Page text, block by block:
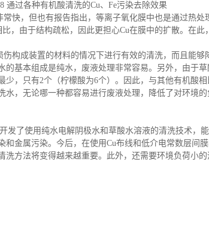
8 通过各种有机酸清洗的Cu、Fe污染去除效果
常快，但也有报告指出，等离子氧化膜中也是通过热处
，由于结构疏松，因此更担心Cu在膜中的扩散。在此
构成装置的材料的情况下进行有效的清洗，而且能够
的基本组成是纯水，废液处理非常容易。另外，由于
少，只有2个（柠檬酸为6个）。因此，与其他有机酸
，无论哪一种都容易进行废液处理，降低了对环境的
发了使用纯水电解阴极水和草酸水溶液的清洗技术，
和金属污染。今后，在使用Cu布线和低介电常数层间
方法将变得越来越重要。此外，还需要环境负荷小的